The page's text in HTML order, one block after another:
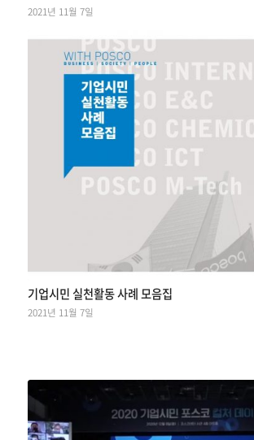
2021년 11월 7일
기업시민 실천활동 사례 모음집
2021년 11월 7일